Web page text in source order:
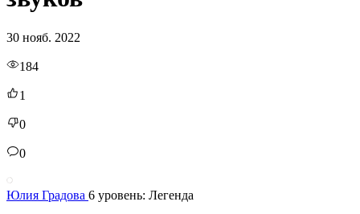
30 нояб. 2022
184
1
0
0
Юлия Градова 6 уровень: Легенда